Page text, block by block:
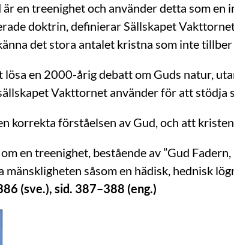
en treenighet och använder detta som en
doktrin, definierar Sällskapet
det stora antalet kristna som inte
en 2000-årig debatt om Guds natur,
Vakttornet använder för att stödja
korrekta förståelsen av Gud, och att
en treenighet, bestående av ”Gud
såsom en hädisk, hednisk
(sve.), sid. 387–388 (eng.)